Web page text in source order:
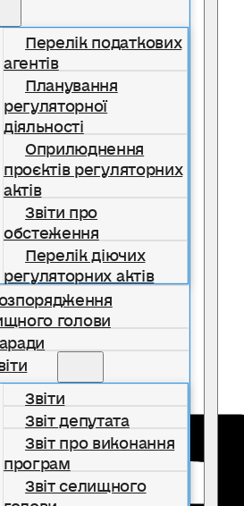
Перелік податкових
агентів
Планування
регуляторної
діяльності
Оприлюднення
проєктів регуляторних
актів
Звіти про
обстеження
Перелік діючих
регуляторних актів
голови
Звіти
Звіт депутата
Звіт про виконання
програм
Звіт селищного